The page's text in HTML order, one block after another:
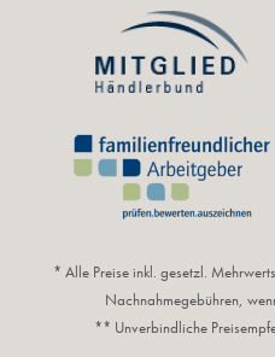
* Alle Preise inkl. gesetzl.
Nachnahmegebühren,
** Unverbindliche